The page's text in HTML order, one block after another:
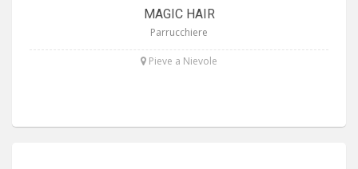
MAGIC HAIR
Parrucchiere
Pieve a Nievole